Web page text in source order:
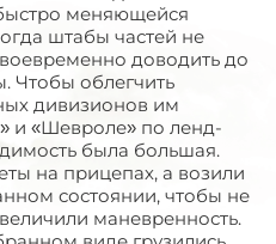
меняющейся
штабы частей не
доводить до
Чтобы облегчить
дивизионов им
и «Шевроле» по ленд-
была большая.
на прицепах, а возили
состоянии, чтобы не
маневренность.